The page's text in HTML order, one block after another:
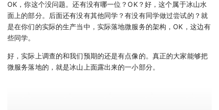
OK，你这个没问题。还有没有哪一位？OK？好，这个属于冰山水
面上的部分。后面还有没有其他同学？有没有同学做过尝试的？就
是在你们的实际的生产当中，实际落地微服务的架构，OK，这边有
些同学。
好，实际上调查的和我们预期的还是有点像的。真正的大家能够把
微服务落地的，就是冰山上面露出来的一小部分。